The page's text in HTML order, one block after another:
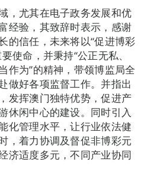
，尤其在电子政务发展和优
经验，其致辞时表示，感谢
的信任，未来将以“促进博彩
使命，并秉持“公正无私、
作为”的精神，带领博监局全
做好各项监督工作。并指出
发挥澳门独特优势，促进产
休闲中心的建设。同时引入
化管理水平，让行业依法健
，着力协调及督促非博彩元
济适度多元，不同产业协同